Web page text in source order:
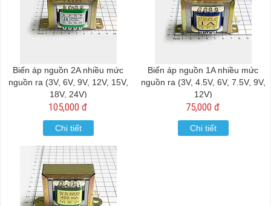
Biến áp nguồn 2A nhiều mức
nguồn ra (3V, 6V, 9V, 12V, 15V,
18V, 24V)
105,000 đ
Chi tiết
Biến áp nguồn 1A nhiều mức
nguồn ra (3V, 4.5V, 6V, 7.5V, 9V,
12V)
75,000 đ
Chi tiết